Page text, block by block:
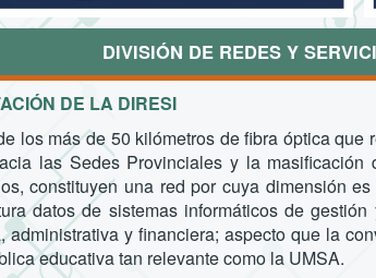
DIVISIÓN DE REDES Y
DE LA DIRESI
los más de 50 kilómetros de fibra óptica
las Sedes Provinciales y la
constituyen una red por cuya dimensión
datos de sistemas informáticos de
administrativa y financiera; aspecto que la
educativa tan relevante como la UMSA.